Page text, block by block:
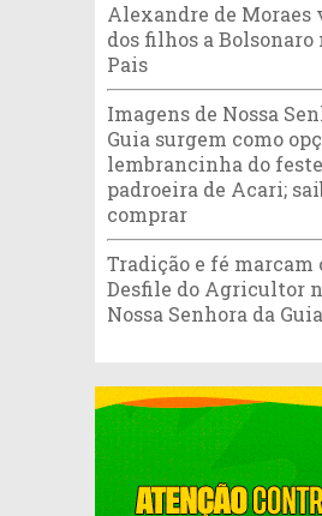
Alexandre de
dos filhos a Bolsonaro
Pais
Imagens de Nossa
Guia surgem como
lembrancinha do
padroeira de Acari;
comprar
Tradição e fé marcam
Desfile do Agricultor
Nossa Senhora da